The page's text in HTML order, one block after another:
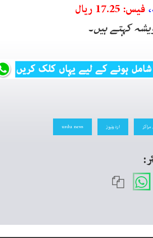
فیس: 17.25 ریال
کہتے ہیں۔
مراکز اردونیوز urdu news